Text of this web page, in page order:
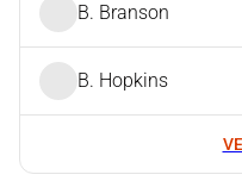
B. Branson
B. Hopkins